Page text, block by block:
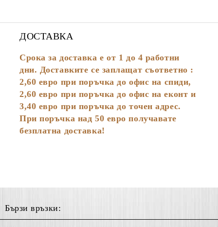
ДОСТАВКА
Срока за доставка е от 1 до 4 работни
дни. Доставките се заплащат съответно :
2,60 евро при поръчка до офис на спиди,
2,60 евро при поръчка до офис на еконт и
3,40 евро при поръчка до точен адрес.
При поръчка над 50 евро получавате
безплатна доставка!
Бързи връзки: